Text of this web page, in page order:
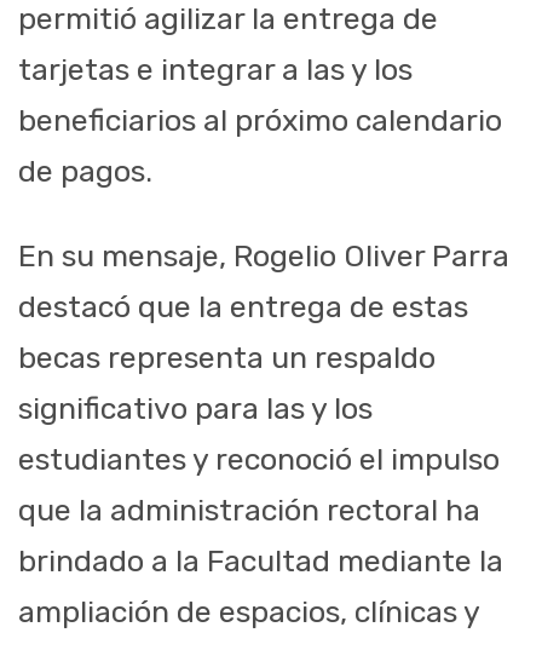
permitió agilizar la entrega de
tarjetas e integrar a las y los
beneficiarios al próximo calendario
de pagos.
En su mensaje, Rogelio Oliver Parra
destacó que la entrega de estas
becas representa un respaldo
significativo para las y los
estudiantes y reconoció el impulso
que la administración rectoral ha
brindado a la Facultad mediante la
ampliación de espacios, clínicas y